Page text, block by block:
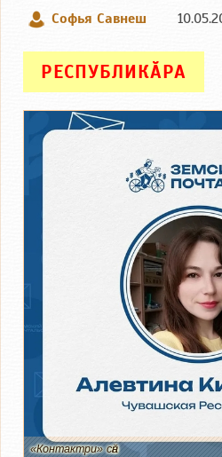
Софья Савнеш
РЕСПУБЛИКӐРА
«Контактри» сӑн